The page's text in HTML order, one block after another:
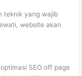
teknik yang wajib
website akan
SEO off page